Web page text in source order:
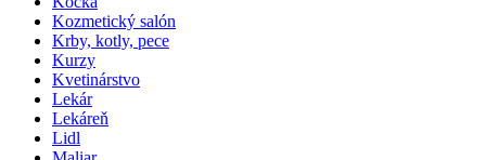
Kozmetický salón
Krby, kotly, pece
Kurzy
Kvetinárstvo
Lekár
Lekáreň
Lidl